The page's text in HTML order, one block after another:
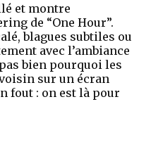
et montre
de “One Hour”.
blagues subtiles ou
avec l’ambiance
bien pourquoi les
sur un écran
fout : on est là pour